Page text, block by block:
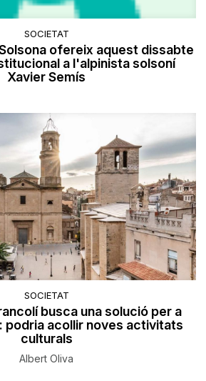
SOCIETAT
ofereix aquest dissabte
a l'alpinista solsoní
Xavier Semís
SOCIETAT
busca una solució per a
podria acollir noves activitats
culturals
Albert Oliva